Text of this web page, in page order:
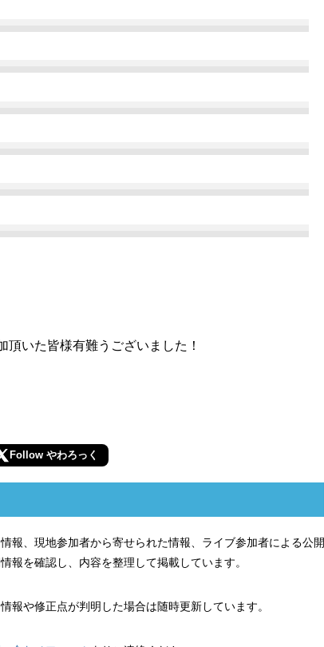
いた皆様有難うございました！
Follow やわろっく
報、現地参加者から寄せられた情報、ライブ参加者による公開
報を確認し、内容を整理して掲載しています。
報や修正点が判明した場合は随時更新しています。